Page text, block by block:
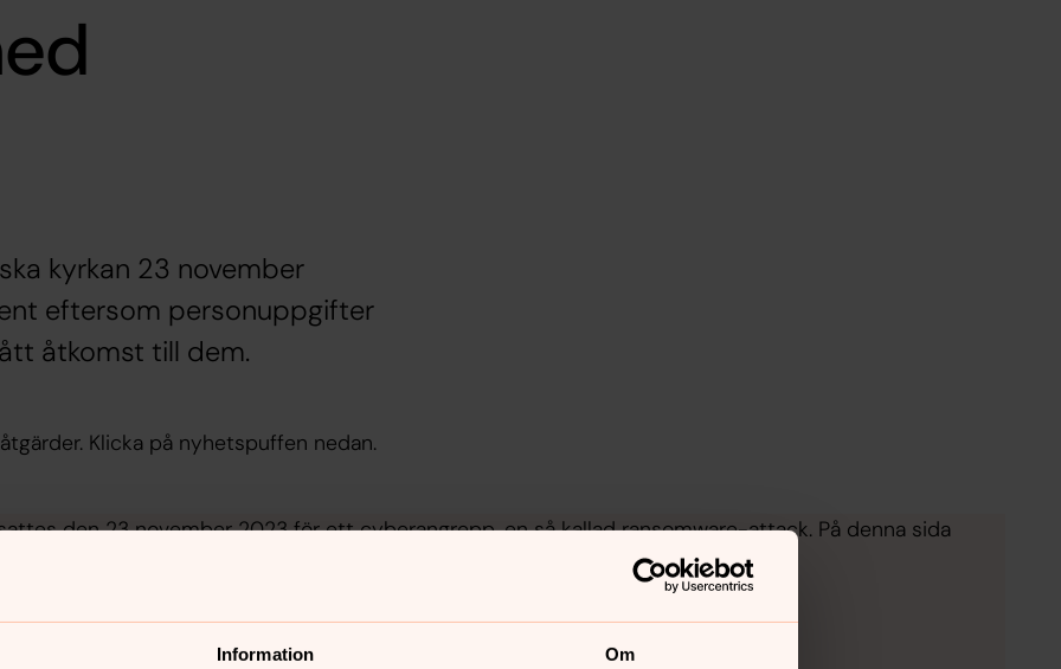
Information Om
kyrkan 23 november
eftersom personuppgifter
åtkomst till dem.
Klicka på nyhetspuffen nedan.
den 23 november 2023 för ett cyberangrepp, en så kallad ransomware-attack. På denna sida
om angreppet och efterföljande konsekvenser i form av stulen data.